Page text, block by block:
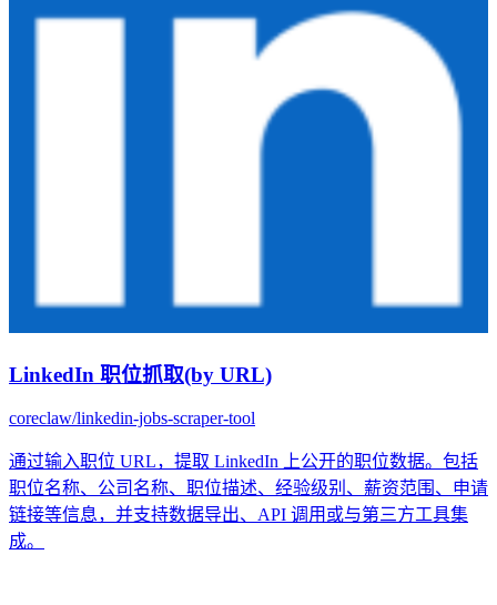
LinkedIn 职位抓取(by URL)
coreclaw/linkedin-jobs-scraper-tool
通过输入职位 URL，提取 LinkedIn 上公开的职位数据。包括
职位名称、公司名称、职位描述、经验级别、薪资范围、申请
链接等信息，并支持数据导出、API 调用或与第三方工具集
成。